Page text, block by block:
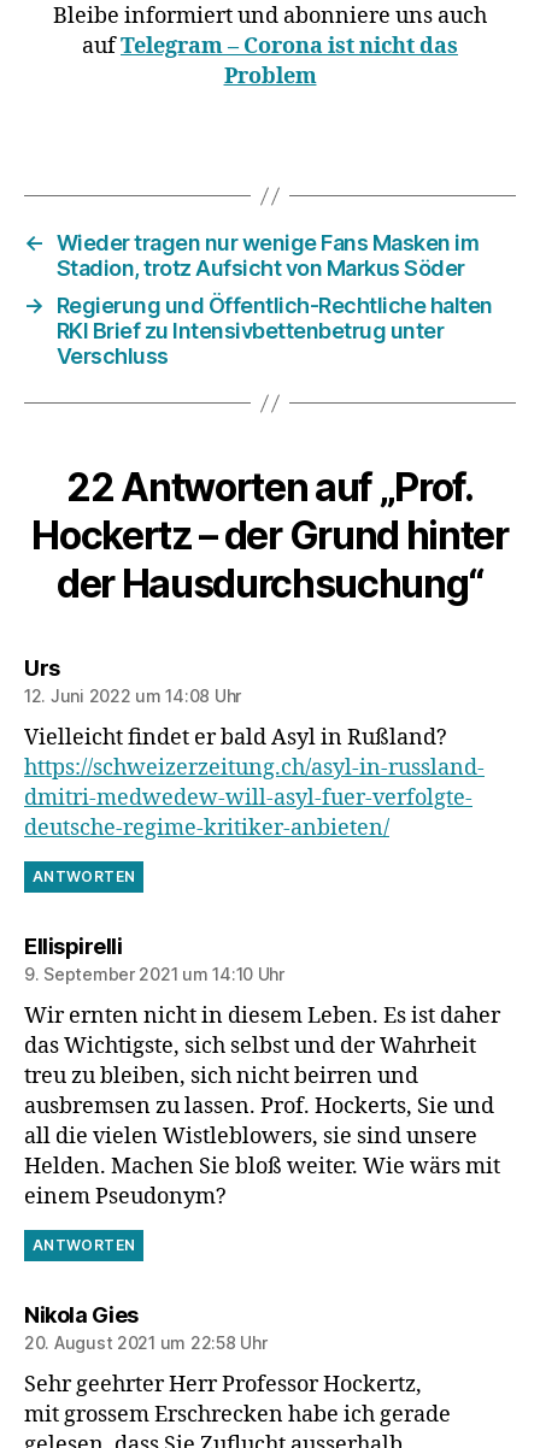
Bleibe informiert und abonniere uns auch
aufTelegram – Corona ist nicht das
Problem
← Wieder tragen nur wenige Fans Masken im
Stadion, trotz Aufsicht von Markus Söder
→
Regierung und Öffentlich-Rechtliche halten
RKI Brief zu Intensivbettenbetrug unter
Verschluss
22 Antworten auf „Prof.
Hockertz – der Grund hinter
der Hausdurchsuchung“
Urssagt:
12. Juni 2022 um 14:08 Uhr
Vielleicht findet er bald Asyl in Rußland?
https://schweizerzeitung.ch/asyl-in-russland-
dmitri-medwedew-will-asyl-fuer-verfolgte-
deutsche-regime-kritiker-anbieten/
ANTWORTEN
Ellispirellisagt:
9. September 2021 um 14:10 Uhr
Wir ernten nicht in diesem Leben. Es ist daher
das Wichtigste, sich selbst und der Wahrheit
treu zu bleiben, sich nicht beirren und
ausbremsen zu lassen. Prof. Hockerts, Sie und
all die vielen Wistleblowers, sie sind unsere
Helden. Machen Sie bloß weiter. Wie wärs mit
einem Pseudonym?
ANTWORTEN
Nikola Giessagt:
20. August 2021 um 22:58 Uhr
Sehr geehrter Herr Professor Hockertz,
mit grossem Erschrecken habe ich gerade